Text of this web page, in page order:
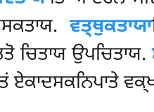
ਵਤ੍ਥੁਕਤਾਯਾ
ਚਿਤਾਯ ਉਪਚਿਤਾਯ.